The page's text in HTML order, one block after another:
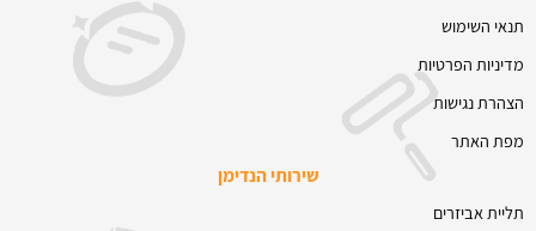
תנאי השימוש
מדיניות הפרטיות
הצהרת נגישות
מפת האתר
שירותי הנדימן
תליית אביזרים